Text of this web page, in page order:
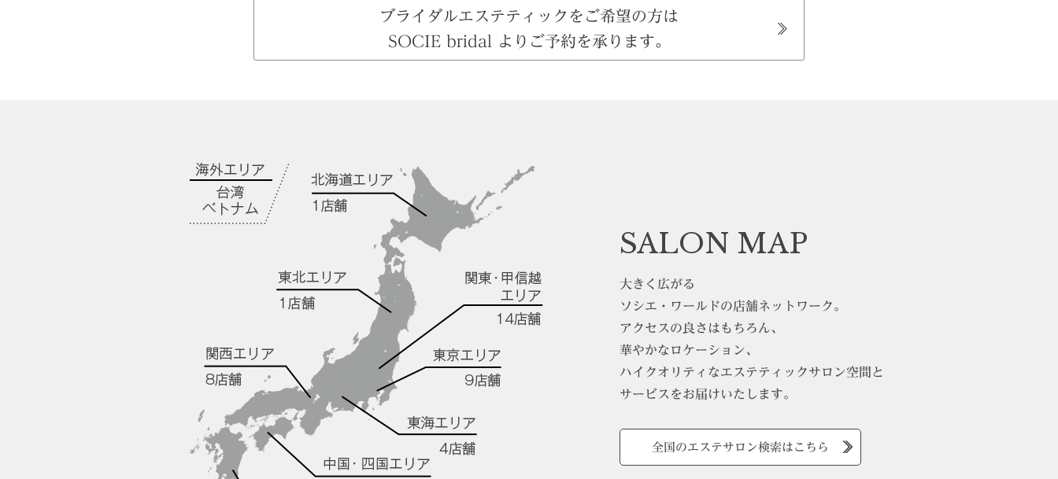
ブライダルエステティックをご希望の方は
SOCIE bridal よりご予約を承ります。
SALON MAP
大きく広がる
ソシエ・ワールドの店舗ネットワーク。
アクセスの良さはもちろん、
華やかなロケーション、
ハイクオリティなエステティックサロン空間と
サービスをお届けいたします。
全国のエステサロン検索はこちら